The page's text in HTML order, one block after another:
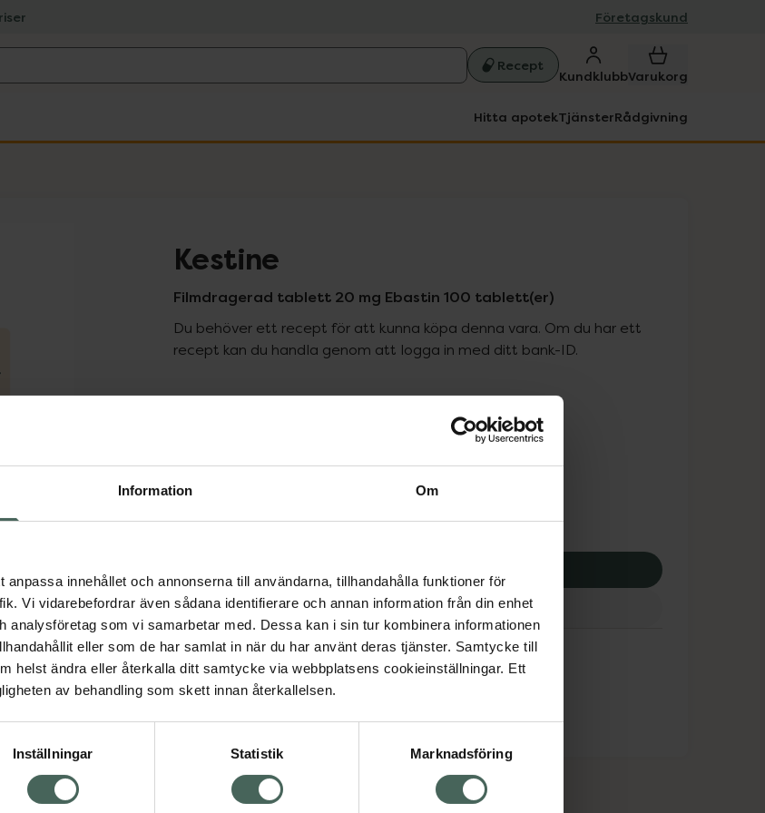
Information Om
innehållet och annonserna till användarna, tillhandahålla funktioner för
Vi vidarebefordrar även sådana identifierare och annan information från din enhet
analysföretag som vi samarbetar med. Dessa kan i sin tur kombinera informationen
eller som de har samlat in när du har använt deras tjänster. Samtycke till
helst ändra eller återkalla ditt samtycke via webbplatsens cookieinställningar. Ett
av behandling som skett innan återkallelsen.
Inställningar Statistik Marknadsföring
Företagskund
Recept
KundklubbVarukorg
Hitta apotekTjänsterRådgivning
Kestine
Filmdragerad tablett 20 mg Ebastin 100 tablett(er)
Du behöver ett recept för att kunna köpa denna vara. Om du har ett
recept kan du handla genom att logga in med ditt bank-ID.
Pris med recept
Högkostnadsskyddet gäller
559,40 kr
I apotek:559,40 kr
Köp via ditt recept
Fler produkter från Kestine
Aktuella erbjudanden
Visa
Om recept och läkemedel